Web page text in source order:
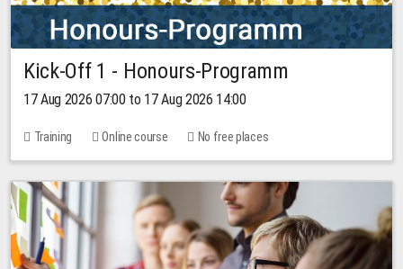
Kick-Off 1 - Honours-Programm
17 Aug 2026 07:00 to 17 Aug 2026 14:00
Training Online course No free places